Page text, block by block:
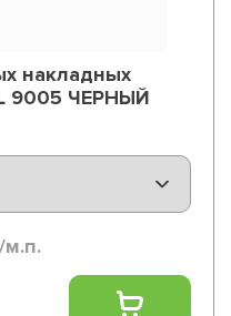
накладных
9005 ЧЕРНЫЙ
м.п.